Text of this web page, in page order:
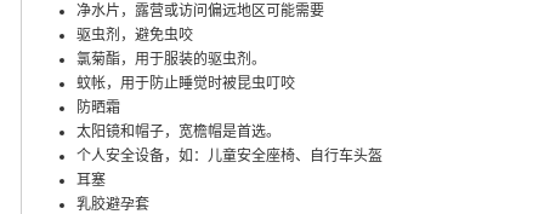
净水片，露营或访问偏远地区可能需要
驱虫剂，避免虫咬
氯菊酯，用于服装的驱虫剂。
蚊帐，用于防止睡觉时被昆虫叮咬
防晒霜
太阳镜和帽子，宽檐帽是首选。
个人安全设备，如：儿童安全座椅、自行车头盔
耳塞
乳胶避孕套